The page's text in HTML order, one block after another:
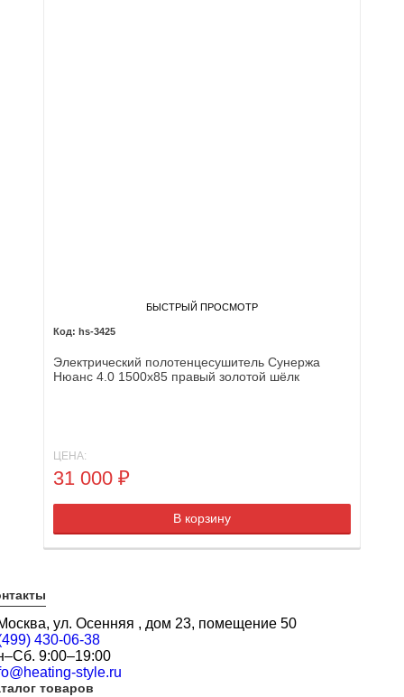
БЫСТРЫЙ ПРОСМОТР
hs-3425
Электрический полотенцесушитель Сунержа
Нюанс 4.0 1500х85 правый золотой шёлк
ЦЕНА:
31 000 ₽
В корзину
ул. Осенняя , дом 23, помещение 50
430-06-38
9:00–19:00
style.ru
товаров